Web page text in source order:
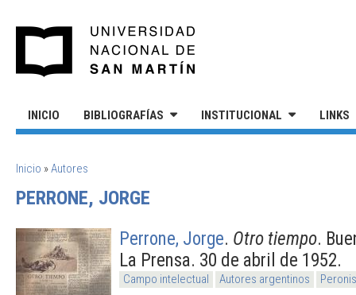
INICIO BIBLIOGRAFÍAS INSTITUCIONAL LINKS
SE ENCUENTRA USTED AQUÍ
Inicio »Autores
PERRONE, JORGE
Perrone, Jorge. Otro tiempo.
La Prensa. 30 de abril de 1952.
Campo intelectual Autores argentinos